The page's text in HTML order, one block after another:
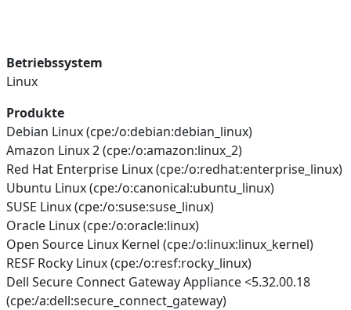
Betriebssystem
Linux
Produkte
Debian Linux (cpe:/o:debian:debian_linux)
Amazon Linux 2 (cpe:/o:amazon:linux_2)
Red Hat Enterprise Linux (cpe:/o:redhat:enterprise_linux)
Ubuntu Linux (cpe:/o:canonical:ubuntu_linux)
SUSE Linux (cpe:/o:suse:suse_linux)
Oracle Linux (cpe:/o:oracle:linux)
Open Source Linux Kernel (cpe:/o:linux:linux_kernel)
RESF Rocky Linux (cpe:/o:resf:rocky_linux)
Dell Secure Connect Gateway Appliance <5.32.00.18
(cpe:/a:dell:secure_connect_gateway)